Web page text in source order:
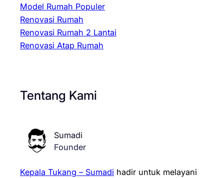
Model Rumah Populer
Renovasi Rumah
Renovasi Rumah 2 Lantai
Renovasi Atap Rumah
Tentang Kami
Sumadi
Founder
Kepala Tukang – Sumadi hadir untuk melayani